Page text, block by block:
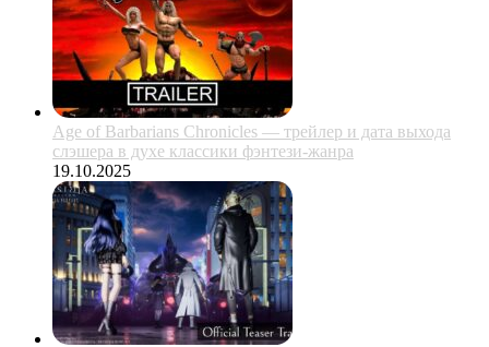
Age of Barbarians Chronicles — трейлер и дата выхода
слэшера в духе классики фэнтези-жанра
19.10.2025